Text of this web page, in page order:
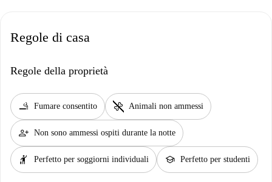
Regole di casa
Regole della proprietà
smoking_rooms Fumare consentito pet_supplies Animali non ammessi
person_add Non sono ammessi ospiti durante la notte
hail Perfetto per soggiorni individuali school Perfetto per studenti